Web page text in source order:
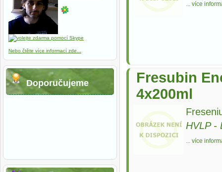
... více
Fresubin
4x200ml
HVLP-
... více
Nebo čtěte více informací zde...
Doporučujeme